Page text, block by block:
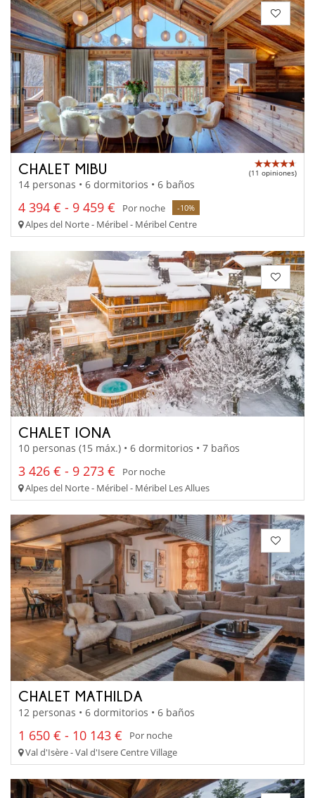
CHALET MIBU (11 opiniones)
14 personas • 6 dormitorios • 6 baños
4 394 € - 9 459 € Por noche -10%
Alpes del Norte - Méribel - Méribel Centre
CHALET IONA
10 personas (15 máx.) • 6 dormitorios • 7 baños
3 426 € - 9 273 €
Por noche
Alpes del Norte - Méribel - Méribel Les Allues
CHALET MATHILDA
12 personas • 6 dormitorios • 6 baños
1 650 € - 10 143 €
Por noche
Val d'Isère - Val d'Isere Centre Village